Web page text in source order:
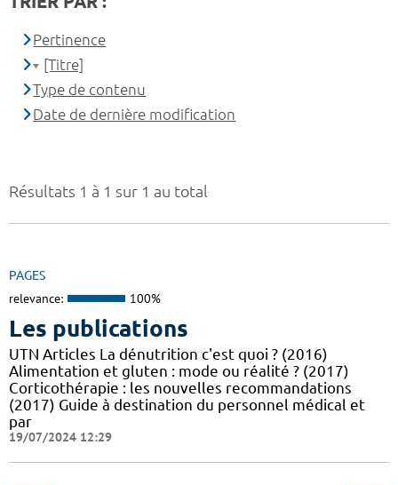
Résultats 1 à 1 sur 1 au total
PAGES
relevance: 100%
Les publications
UTN Articles La dénutrition c'est quoi ? (2016)
Alimentation et gluten : mode ou réalité ? (2017)
Corticothérapie : les nouvelles recommandations
(2017) Guide à destination du personnel médical et
par
19/07/2024 12:29
Pertinence
[Titre]
Type de contenu
Date de dernière modification